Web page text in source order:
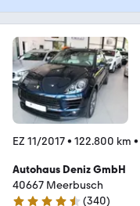
EZ 11/2017• 122.800 km •
Autohaus Deniz GmbH
40667 Meerbusch
(340)